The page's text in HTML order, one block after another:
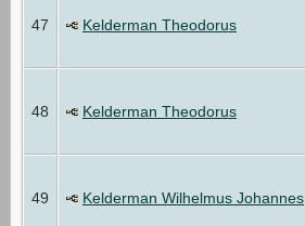
47 Kelderman Theodorus
48 Kelderman Theodorus
49 Kelderman Wilhelmus Johannes